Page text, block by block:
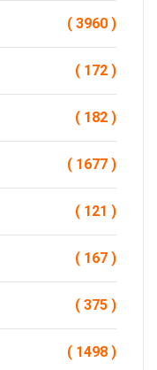
( 3960 )
( 172 )
( 182 )
( 1677 )
( 121 )
( 167 )
( 375 )
( 1498 )